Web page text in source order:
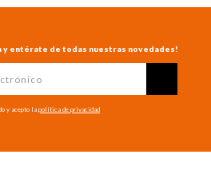
y entérate de todas nuestras novedades!
y acepto lapolítica de privacidad